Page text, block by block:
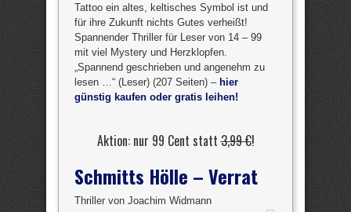
Tattoo ein altes, keltisches Symbol ist und
für ihre Zukunft nichts Gutes verheißt!
Spannender Thriller für Leser von 14 – 99
mit viel Mystery und Herzklopfen.
„Spannend geschrieben und angenehm zu
lesen …“ (Leser) (207 Seiten) – hier
günstig kaufen oder gratis leihen!
Aktion: nur 99 Cent statt3,99 €!
Schmitts Hölle – Verrat
Thriller von Joachim Widmann